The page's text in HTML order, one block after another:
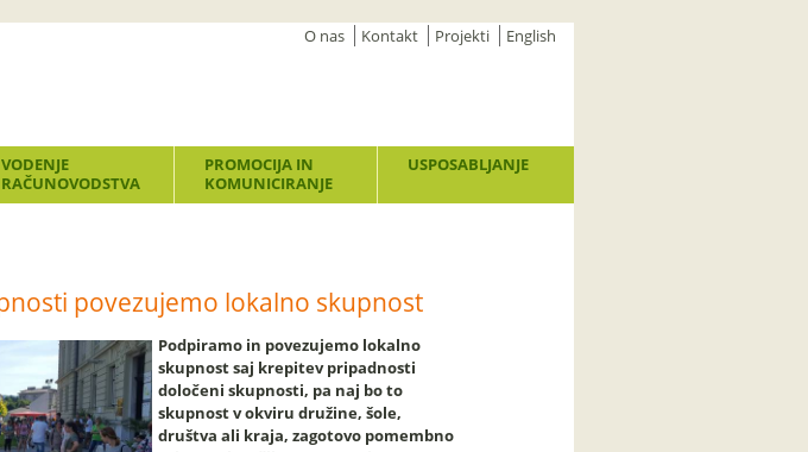
O nas Kontakt Projekti English
VODENJE
RAČUNOVODSTVA
PROMOCIJA IN
KOMUNICIRANJE
USPOSABLJANJE
povezujemo lokalno skupnost
Podpiramo in povezujemo lokalno
skupnost saj krepitev pripadnosti
določeni skupnosti, pa naj bo to
skupnost v okviru družine, šole,
društva ali kraja, zagotovo pomembno